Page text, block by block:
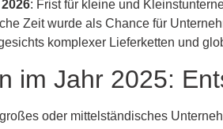
: Frist für kleine und
Zeit wurde als Chance für
komplexer Lieferketten und
im Jahr 2025:
oder mittelständisches